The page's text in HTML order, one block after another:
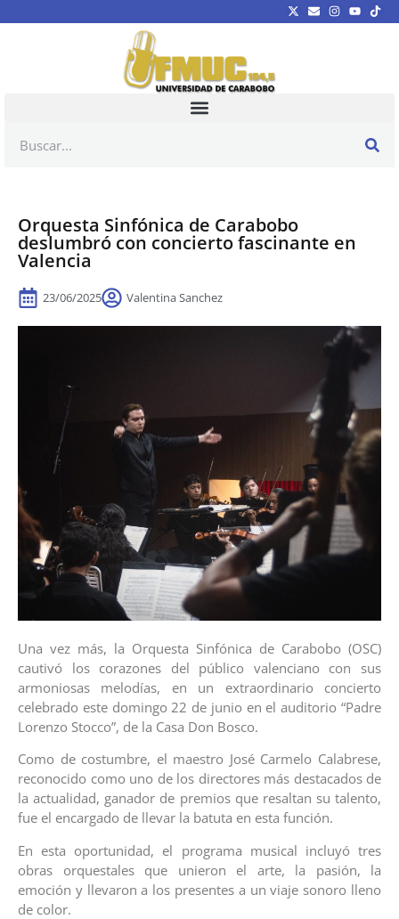
Orquesta Sinfónica de Carabobo
deslumbró con concierto fascinante en
Valencia
23/06/2025 Valentina Sanchez
Una vez más, la Orquesta Sinfónica de Carabobo (OSC)
cautivó los corazones del público valenciano con sus
armoniosas melodías, en un extraordinario concierto
celebrado este domingo 22 de junio en el auditorio “Padre
Lorenzo Stocco”, de la Casa Don Bosco.
Como de costumbre, el maestro José Carmelo Calabrese,
reconocido como uno de los directores más destacados de
la actualidad, ganador de premios que resaltan su talento,
fue el encargado de llevar la batuta en esta función.
En esta oportunidad, el programa musical incluyó tres
obras orquestales que unieron el arte, la pasión, la
emoción y llevaron a los presentes a un viaje sonoro lleno
de color.